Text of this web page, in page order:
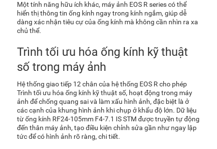
Một tính năng hữu ích khác, máy ảnh EOS R series có thể
hiển thị thông tin ống kính ngay trong kính ngắm, giúp dễ
dàng xác nhận tiêu cự của ống kính mà không cần nhìn ra xa
chủ thể.
Trình tối ưu hóa ống kính kỹ thuật
số trong máy ảnh
Hệ thống giao tiếp 12 chân của hệ thống EOS R cho phép
Trình tối ưu hóa ống kính kỹ thuật số, hoạt động trong máy
ảnh để chống quang sai và làm xấu hình ảnh, đặc biệt là ở
các cạnh của khung hình ảnh khi chụp ở khẩu độ lớn. Dữ liệu
từ ống kính RF24-105mm F4-7.1 IS STM được truyền tự động
đến thân máy ảnh, tạo điều kiện chỉnh sửa gần như ngay lập
tức để có hình ảnh rõ ràng, chi tiết.